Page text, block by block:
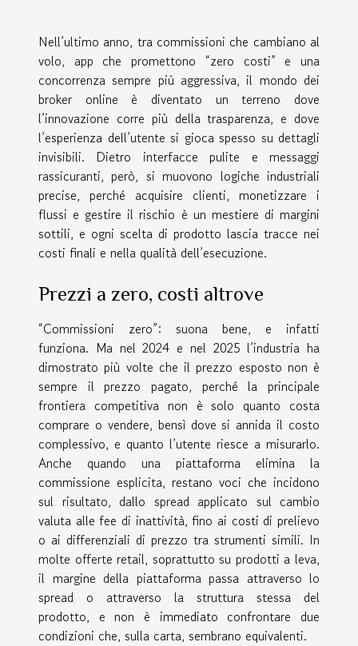
Nell’ultimo anno, tra commissioni che cambiano al
volo, app che promettono “zero costi” e una
concorrenza sempre più aggressiva, il mondo dei
broker online è diventato un terreno dove
l’innovazione corre più della trasparenza, e dove
l’esperienza dell’utente si gioca spesso su dettagli
invisibili. Dietro interfacce pulite e messaggi
rassicuranti, però, si muovono logiche industriali
precise, perché acquisire clienti, monetizzare i
flussi e gestire il rischio è un mestiere di margini
sottili, e ogni scelta di prodotto lascia tracce nei
costi finali e nella qualità dell’esecuzione.
Prezzi a zero, costi altrove
“Commissioni zero”: suona bene, e infatti
funziona. Ma nel 2024 e nel 2025 l’industria ha
dimostrato più volte che il prezzo esposto non è
sempre il prezzo pagato, perché la principale
frontiera competitiva non è solo quanto costa
comprare o vendere, bensì dove si annida il costo
complessivo, e quanto l’utente riesce a misurarlo.
Anche quando una piattaforma elimina la
commissione esplicita, restano voci che incidono
sul risultato, dallo spread applicato sul cambio
valuta alle fee di inattività, fino ai costi di prelievo
o ai differenziali di prezzo tra strumenti simili. In
molte offerte retail, soprattutto su prodotti a leva,
il margine della piattaforma passa attraverso lo
spread o attraverso la struttura stessa del
prodotto, e non è immediato confrontare due
condizioni che, sulla carta, sembrano equivalenti.